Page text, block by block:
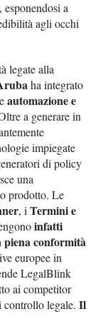
a
agli occhi
legate alla
ha integrato
automazione e
a generare in
impiegate
di policy
una
prodotto. Le
, iTermini e
infatti
piena conformità
europee in
LegalBlink
ai competitor
controllo legale.Il